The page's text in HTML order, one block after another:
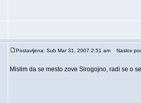
Postavljena: Sub Mar 31, 2007 2:51 am Naslov
Mislim da se mesto zove Sirogojno, radi se o